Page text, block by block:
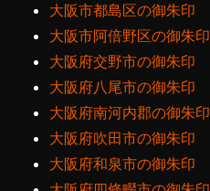
大阪市都島区の御朱印
大阪市阿倍野区の御朱印
大阪府交野市の御朱印
大阪府八尾市の御朱印
大阪府南河内郡の御朱印
大阪府吹田市の御朱印
大阪府和泉市の御朱印